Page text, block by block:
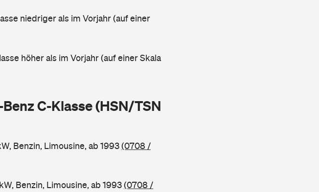
niedriger als im Vorjahr (auf einer
höher als im Vorjahr (auf einer Skala
C-Klasse (HSN/TSN
Benzin, Limousine, ab 1993(0708 /
Benzin, Limousine, ab 1993(0708 /